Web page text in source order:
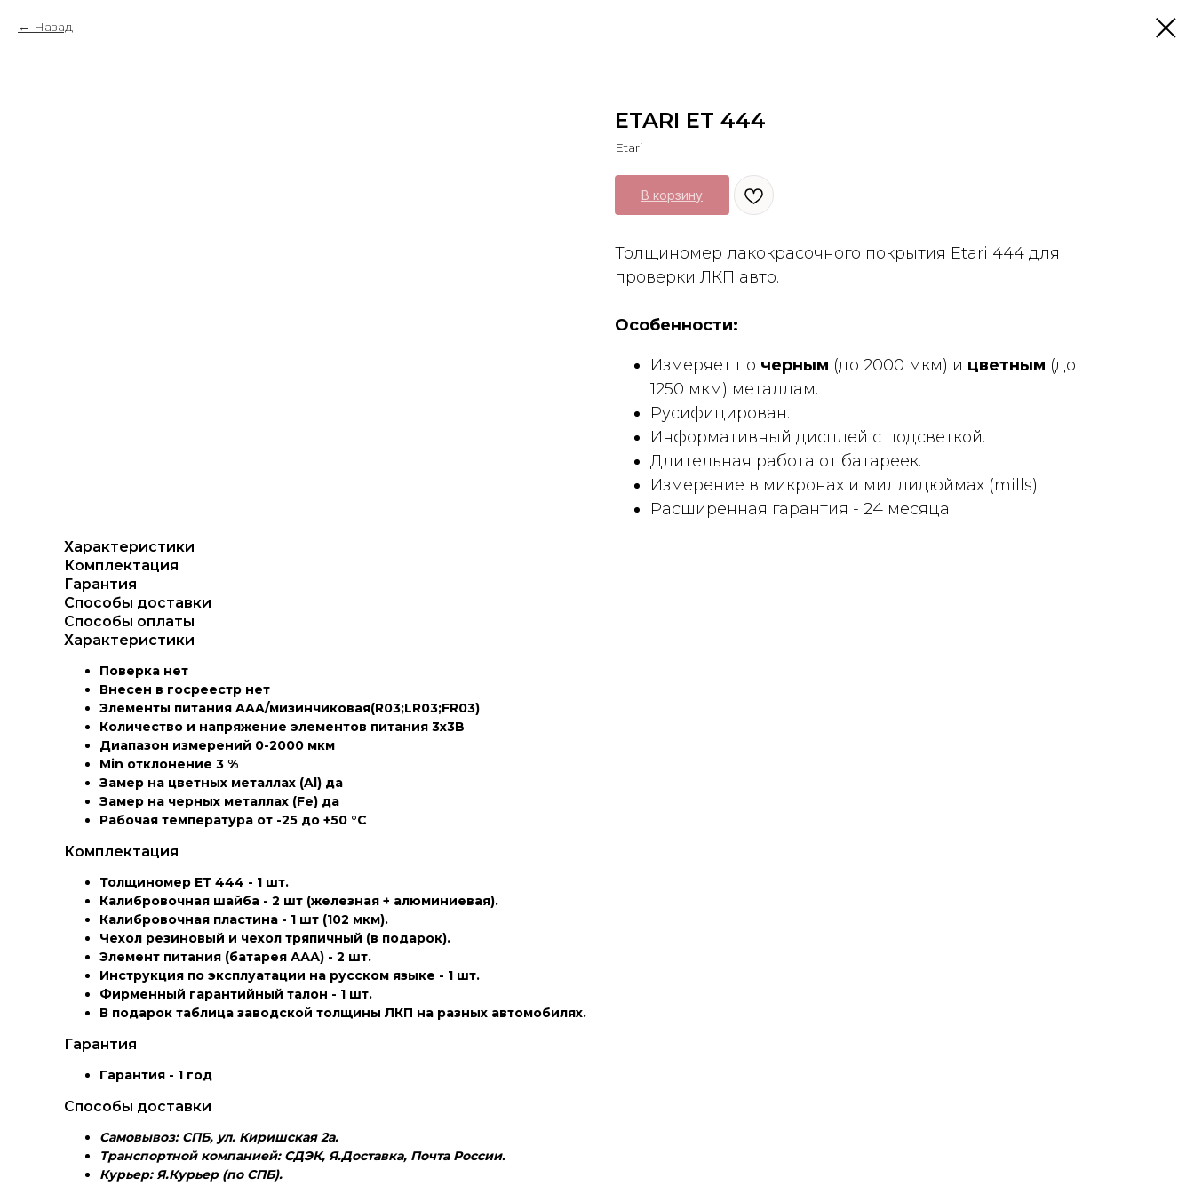
Назад
ETARI ET 444
Etari
В корзину
Толщиномер лакокрасочного покрытия Etari 444 для
проверки ЛКП авто.
Особенности:
Измеряет по черным (до 2000 мкм) и цветным (до
1250 мкм) металлам.
Русифицирован.
Информативный дисплей с подсветкой.
Длительная работа от батареек.
Измерение в микронах и миллидюймах (mills).
Расширенная гарантия - 24 месяца.
Характеристики
Комплектация
Гарантия
Способы доставки
Способы оплаты
Характеристики
Поверка нет
Внесен в госреестр нет
Элементы питания AAA/мизинчиковая(R03;LR03;FR03)
Количество и напряжение элементов питания 3х3B
Диапазон измерений 0-2000 мкм
Min отклонение 3 %
Замер на цветных металлах (Al) да
Замер на черных металлах (Fe) да
Рабочая температура от -25 до +50 °С
Комплектация
Толщиномер ЕТ 444 - 1 шт.
Калибровочная шайба - 2 шт (железная + алюминиевая).
Калибровочная пластина - 1 шт (102 мкм).
Чехол резиновый и чехол тряпичный (в подарок).
Элемент питания (батарея ААА) - 2 шт.
Инструкция по эксплуатации на русском языке - 1 шт.
Фирменный гарантийный талон - 1 шт.
В подарок таблица заводской толщины ЛКП на разных автомобилях.
Гарантия
Гарантия - 1 год
Способы доставки
Самовывоз: СПБ, ул. Киришская 2а.
Транспортной компанией: СДЭК, Я.Доставка, Почта России.
Курьер: Я.Курьер (по СПБ).